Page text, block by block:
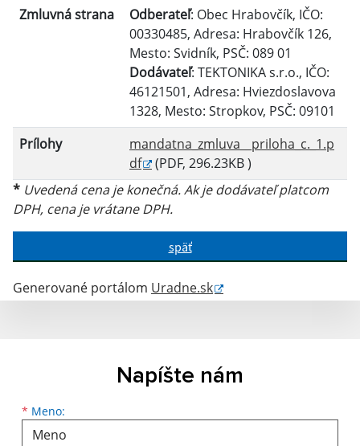
Zmluvná strana Odberateľ: Obec Hrabovčík, IČO:
00330485, Adresa: Hrabovčík 126,
Mesto: Svidník, PSČ: 089 01
Dodávateľ: TEKTONIKA s.r.o., IČO:
46121501, Adresa: Hviezdoslavova
1328, Mesto: Stropkov, PSČ: 09101
Prílohy
mandatna_zmluva__priloha_c._1.p
df
(PDF, 296.23KB )
* Uvedená cena je konečná. Ak je dodávateľ platcom
DPH, cena je vrátane DPH.
späť
Generované portálom Uradne.sk
Napíšte nám
* Meno:
Meno
Priezvisko
E-mailová adresa